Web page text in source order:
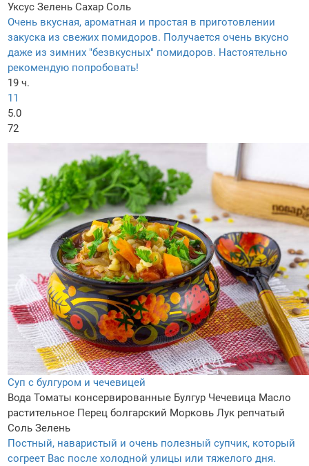
Уксус Зелень Сахар Соль
Очень вкусная, ароматная и простая в приготовлении
закуска из свежих помидоров. Получается очень вкусно
даже из зимних "безвкусных" помидоров. Настоятельно
рекомендую попробовать!
19 ч.
11
5.0
72
Суп с булгуром и чечевицей
Вода Томаты консервированные Булгур Чечевица Масло
растительное Перец болгарский Морковь Лук репчатый
Соль Зелень
Постный, наваристый и очень полезный супчик, который
согреет Вас после холодной улицы или тяжелого дня.